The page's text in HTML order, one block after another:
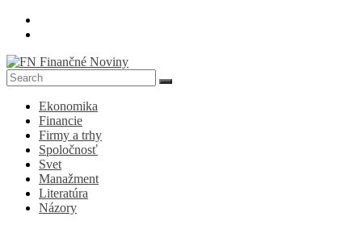
Skip
FN
Finančné
Noviny
Denník
ekonomike
spoločnosti
Ekonomika
Financie
Firmy a trhy
Spoločnosť
Svet
Manažment
Literatúra
Názory